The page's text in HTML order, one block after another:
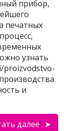
прибор,
печатных
узнать
proizvodstvo-
и
далее